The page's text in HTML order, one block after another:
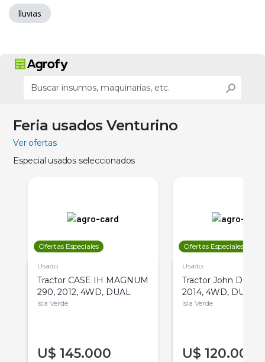
lluvias
Feria usados Venturino
Ver ofertas
Especial usados seleccionados
Ofertas Especiales
Usado
Tractor CASE IH MAGNUM
290, 2012, 4WD, DUAL
Isla Verde
U$ 145.000
Ofertas Especiales
Usado
Tractor John Deere
2014, 4WD, DUAL
Isla Verde
U$ 120.000